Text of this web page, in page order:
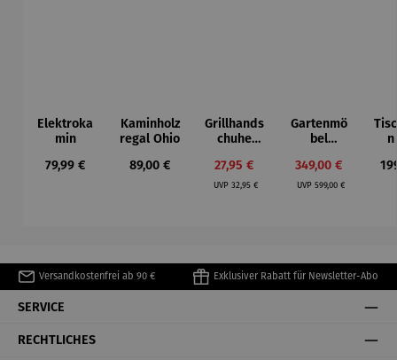
Elektroka
min
Regulärer Preis:
79,99 €
Kaminholz
regal Ohio
Regulärer Preis:
89,00 €
Grillhands
chuhe
Veloursle
der
Verkaufspreis:
27,95 €
UVPRegulärer Preis:
32,95 €
Gartenmö
bel
Set aus
Eukalyptu
Verkaufspreis:
349,00 €
UVP Regulärer Preis:
599,00 €
Versandkostenfrei ab 90 € Exklusiver Rabatt für Newsletter-Abo
SERVICE
RECHTLICHES